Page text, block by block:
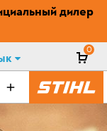
дилер
0